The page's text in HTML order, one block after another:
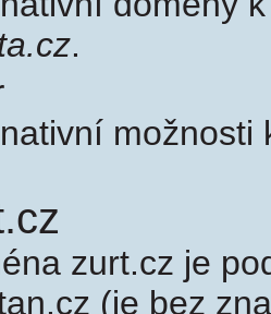
.
zurt.cz je
(je bez